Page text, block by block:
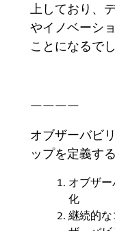
上しており、
やイノベーシ
ことになるで
————
オブザーバビ
ップを定義す
オブザ
化
継続的